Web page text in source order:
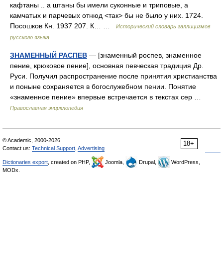
кафтаны .. а штаны бы имели суконные и триповые, а
камчатых и парчевых отнюд <так> бы не было у них. 1724.
Посошков Кн. 1937 207. К… …
Исторический словарь галлицизмов
русского языка
ЗНАМЕННЫЙ РАСПЕВ — [знаменный роспев, знаменное
пение, крюковое пение], основная певческая традиция Др.
Руси. Получил распространение после принятия христианства
и поныне сохраняется в богослужебном пении. Понятие
«знаменное пение» впервые встречается в текстах сер …
Православная энциклопедия
18+
© Academic, 2000-2026
Contact us: Technical Support Advertising
Dictionaries export , created on PHP, Joomla, Drupal,
WordPress,
MODx.